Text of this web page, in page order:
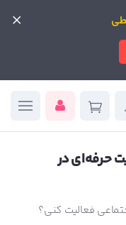
حرفه‌ای در
فعالیت کنی؟